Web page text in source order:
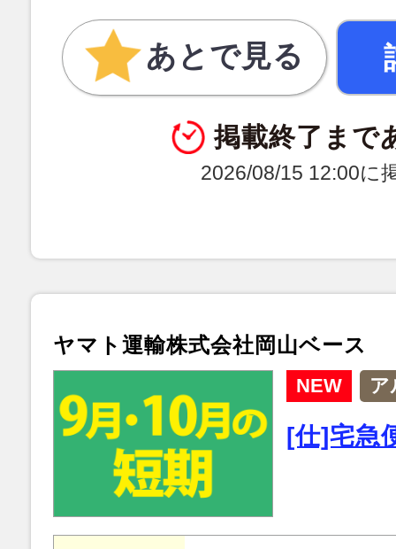
あとで見る
掲載終了まで
2026/08/15 12:00に
ヤマト運輸株式会社岡山ベース
NEW ア
[仕]宅急